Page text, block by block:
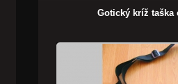
Gotický kríž taška